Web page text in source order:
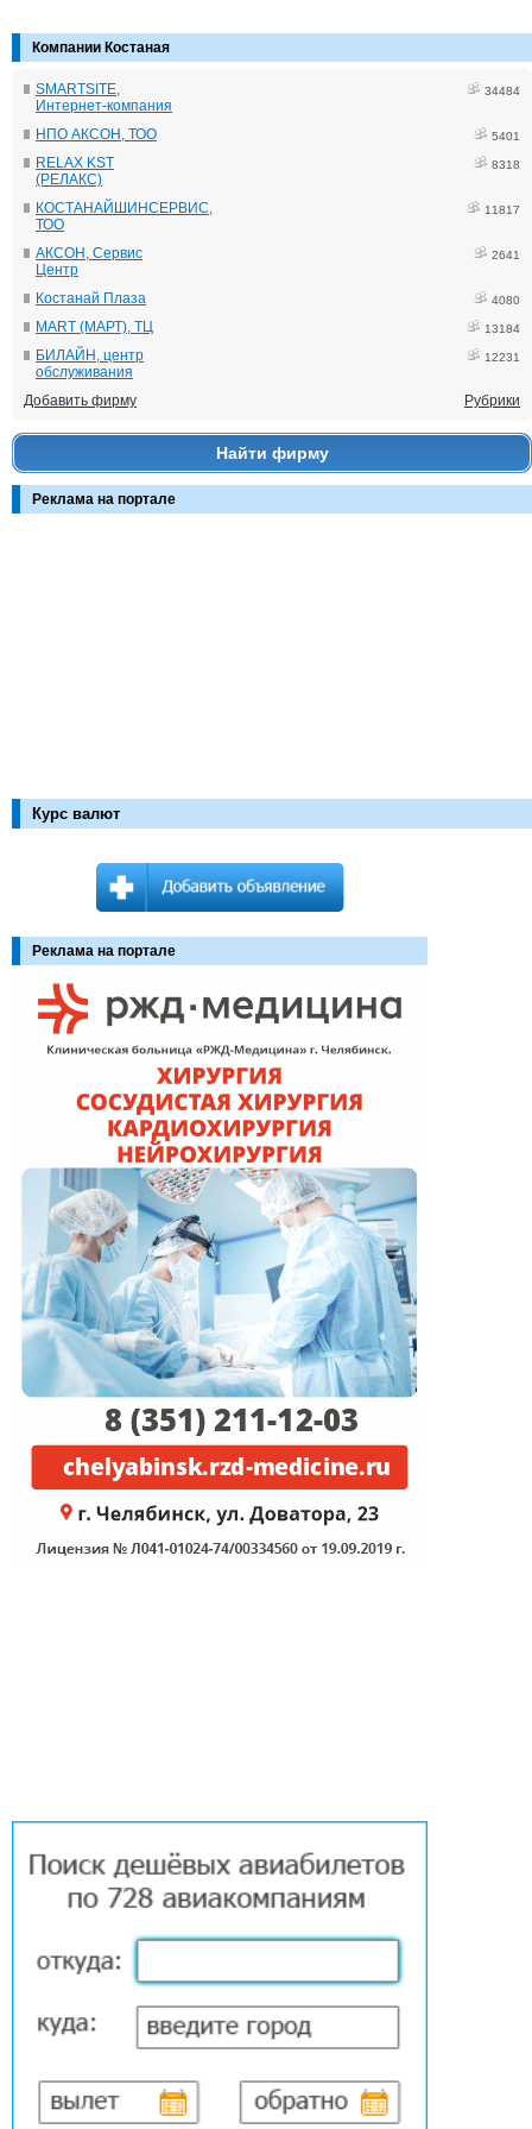
Компании Костаная
SMARTSITE,
Интернет-компания
34484
НПО АКСОН, ТОО 5401
RELAX KST
(РЕЛАКС)
8318
КОСТАНАЙШИНСЕРВИС,
ТОО
11817
АКСОН, Сервис
Центр
2641
Костанай Плаза 4080
MART (МАРТ), ТЦ 13184
БИЛАЙН, центр
обслуживания
12231
Добавить фирму Рубрики
Найти фирму
Реклама на портале
Курс валют
Реклама на портале